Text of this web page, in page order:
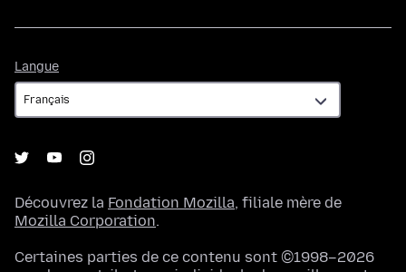
Langue
Découvrez la Fondation Mozilla, filiale mère de
Mozilla Corporation.
Certaines parties de ce contenu sont ©1998–2026